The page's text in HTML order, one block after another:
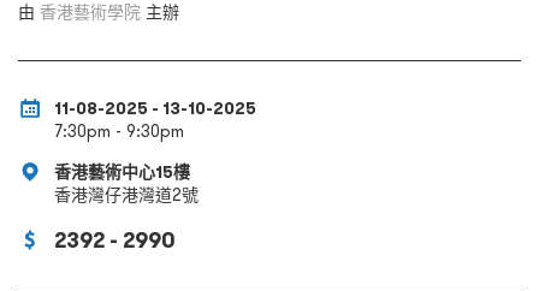
由 香港藝術學院 主辦
11-08-2025 - 13-10-2025
7:30pm - 9:30pm
香港藝術中心15樓
香港灣仔港灣道2號
2392 - 2990